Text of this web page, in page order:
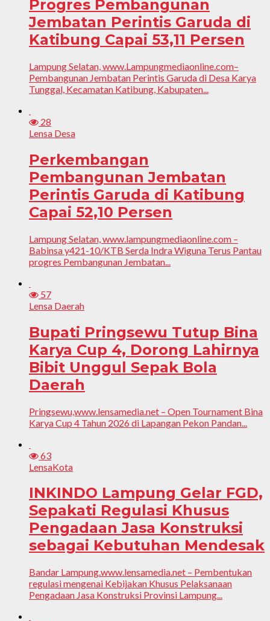
Progres Pembangunan
Jembatan Perintis Garuda di
Katibung Capai 53,11 Persen
Lampung Selatan, www.Lampungmediaonline.com–
Pembangunan Jembatan Perintis Garuda di Desa Karya
Tunggal, Kecamatan Katibung, Kabupaten...
28
Lensa Desa
Perkembangan
Pembangunan Jembatan
Perintis Garuda di Katibung
Capai 52,10 Persen
Lampung Selatan, www.lampungmediaonline.com –
Babinsa y421-10/KTB Serda Indra Wiguna Terus Pantau
progres Pembangunan Jembatan...
57
Lensa Daerah
Bupati Pringsewu Tutup Bina
Karya Cup 4, Dorong Lahirnya
Bibit Unggul Sepak Bola
Daerah
Pringsewu,www.lensamedia.net – Open Tournament Bina
Karya Cup 4 Tahun 2026 di Lapangan Pekon Pandan...
63
LensaKota
INKINDO Lampung Gelar FGD,
Sepakati Regulasi Khusus
Pengadaan Jasa Konstruksi
sebagai Kebutuhan Mendesak
Bandar Lampung.www.lensamedia.net – Pembentukan
regulasi mengenai Kebijakan Khusus Pelaksanaan
Pengadaan Jasa Konstruksi Provinsi Lampung...